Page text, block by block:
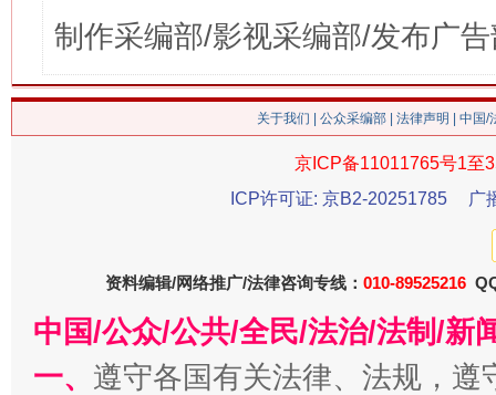
制作采编部/影视采编部/发布广
关于我们 公众采编部 法律声明 | 中国
京ICP备11011765号1至
ICP许可证: 京B2-20251785
广
资料编辑/网络推广/法律咨询专线： 010-89525216
中国/公众/公共/全民/法治/法制/新
一、 遵守各国有关法律、法规，